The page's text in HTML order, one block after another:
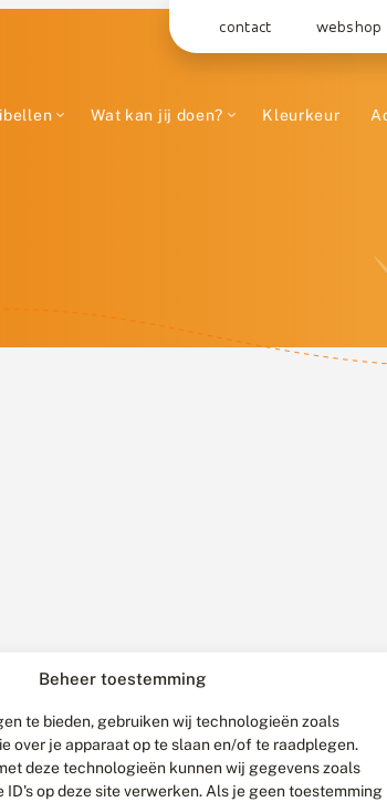
Beheer toestemming
te bieden, gebruiken wij technologieën zoals
over je apparaat op te slaan en/of te raadplegen.
deze technologieën kunnen wij gegevens zoals
op deze site verwerken. Als je geen toestemming
contact webshop
Wat kan jij doen? Kleurkeur